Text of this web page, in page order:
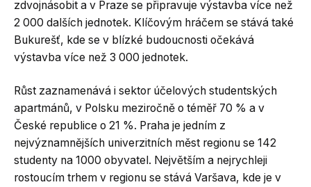
zdvojnásobit a v Praze se připravuje výstavba více než
2 000 dalších jednotek. Klíčovým hráčem se stává také
Bukurešť, kde se v blízké budoucnosti očekává
výstavba více než 3 000 jednotek.
Růst zaznamenává i sektor účelových studentských
apartmánů, v Polsku meziročně o téměř 70 % a v
České republice o 21 %. Praha je jedním z
nejvýznamnějších univerzitních měst regionu se 142
studenty na 1000 obyvatel. Největším a nejrychleji
rostoucím trhem v regionu se stává Varšava, kde je v